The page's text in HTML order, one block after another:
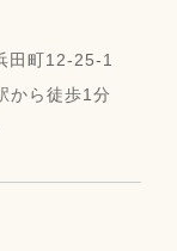
田町12-25-1
から徒歩1分